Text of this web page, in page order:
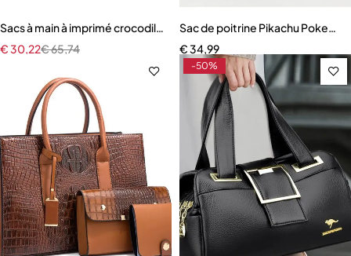
Sacs à main à imprimé crocodile pour femmes
€65,74
€30,22
Sac de poitrine Pikachu
€34,99
-50%